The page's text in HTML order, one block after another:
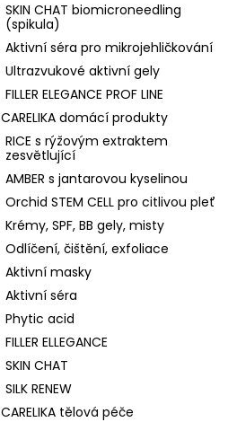
SKIN CHAT biomicroneedling
(spikula)
Aktivní séra pro mikrojehličkování
Ultrazvukové aktivní gely
FILLER ELEGANCE PROF LINE
CARELIKA domácí produkty
RICE s rýžovým extraktem
zesvětlující
AMBER s jantarovou kyselinou
Orchid STEM CELL pro citlivou pleť
Krémy, SPF, BB gely, misty
Odlíčení, čištění, exfoliace
Aktivní masky
Aktivní séra
Phytic acid
FILLER ELLEGANCE
SKIN CHAT
SILK RENEW
CARELIKA tělová péče